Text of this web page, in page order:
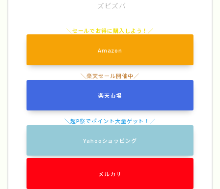
ズビズバ
Amazon
楽天市場
Yahooショッピング
メルカリ